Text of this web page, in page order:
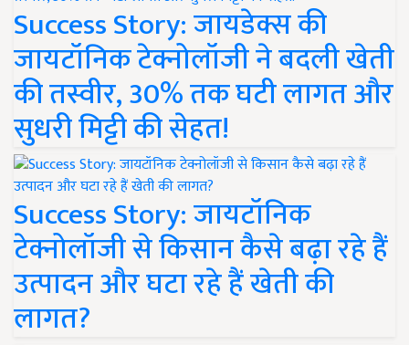
Success Story: जायडेक्स की
जायटॉनिक टेक्नोलॉजी ने बदली खेती
की तस्वीर, 30% तक घटी लागत और
सुधरी मिट्टी की सेहत!
Success Story: जायटॉनिक
टेक्नोलॉजी से किसान कैसे बढ़ा रहे हैं
उत्पादन और घटा रहे हैं खेती की
लागत?